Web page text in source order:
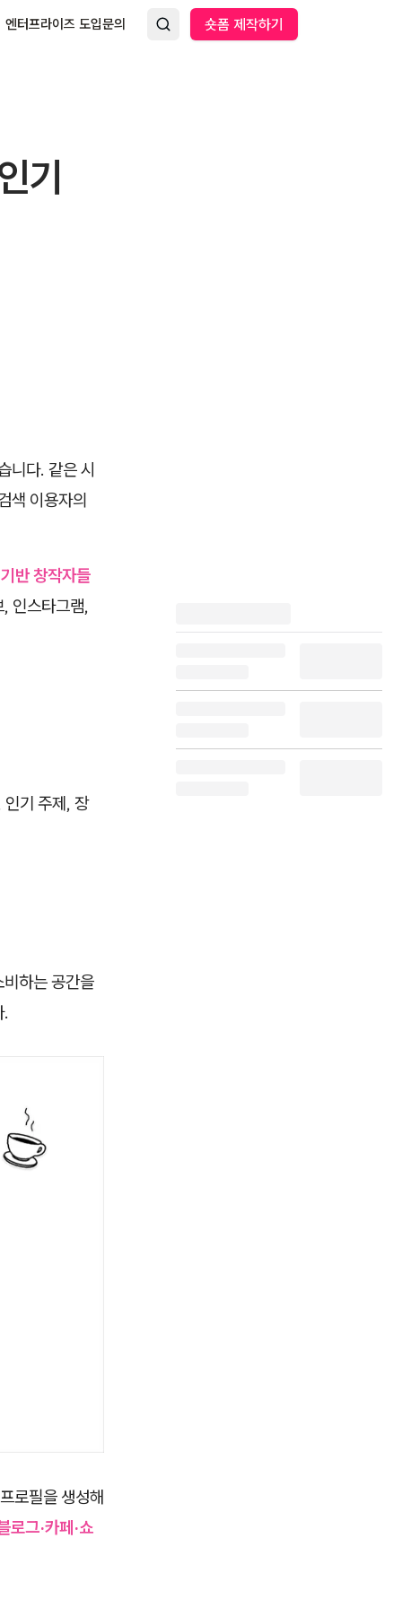
엔터프라이즈 도입문의 숏폼 제작하기
기
니다. 같은 시
색 이용자의
반 창작자들
인스타그램,
인기 주제, 장
하는 공간을
.
로필을 생성해
로그·카페·쇼